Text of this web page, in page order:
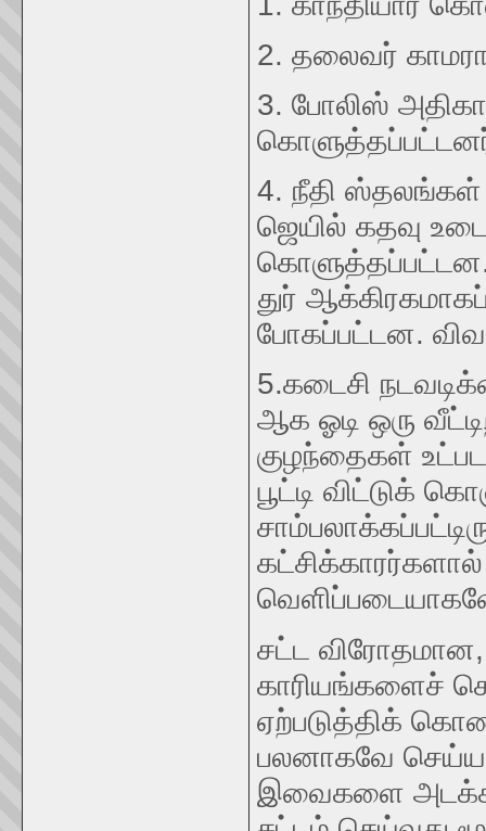
2. தலைவர்
3. போலிஸ்
4. நீதி
ஜெயில் கதவு
கொளுத்தப்பட்டன.
துர்
போகப்பட்டன.
5.கடைசி
ஆக ஓடி ஒரு
குழந்தைகள்
பூட்டி விட்டுக்
சட்ட
காரியங்களைச்
ஏற்படுத்திக்
பலனாகவே
இவைகளை